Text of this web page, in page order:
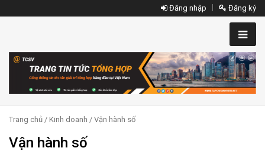
Đăng nhập Đăng ký
Trang chủ / Kinh doanh / Vận hành số
Vận hành số